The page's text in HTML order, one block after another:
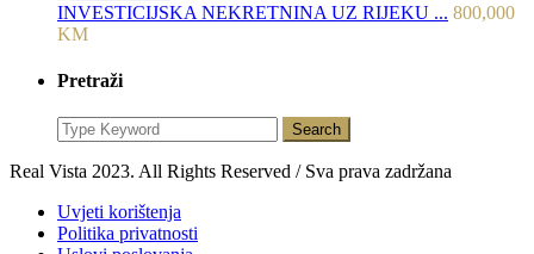
INVESTICIJSKA NEKRETNINA UZ RIJEKU ... 800,000
KM
Pretraži
Search
Real Vista 2023. All Rights Reserved / Sva prava zadržana
Uvjeti korištenja
Politika privatnosti